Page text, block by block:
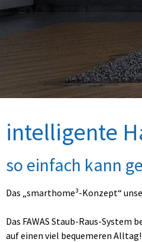
intelligente
so einfach kann
Das „smarthome³-Konzept“
Das FAWAS Staub-Raus-
auf einen viel bequemeren